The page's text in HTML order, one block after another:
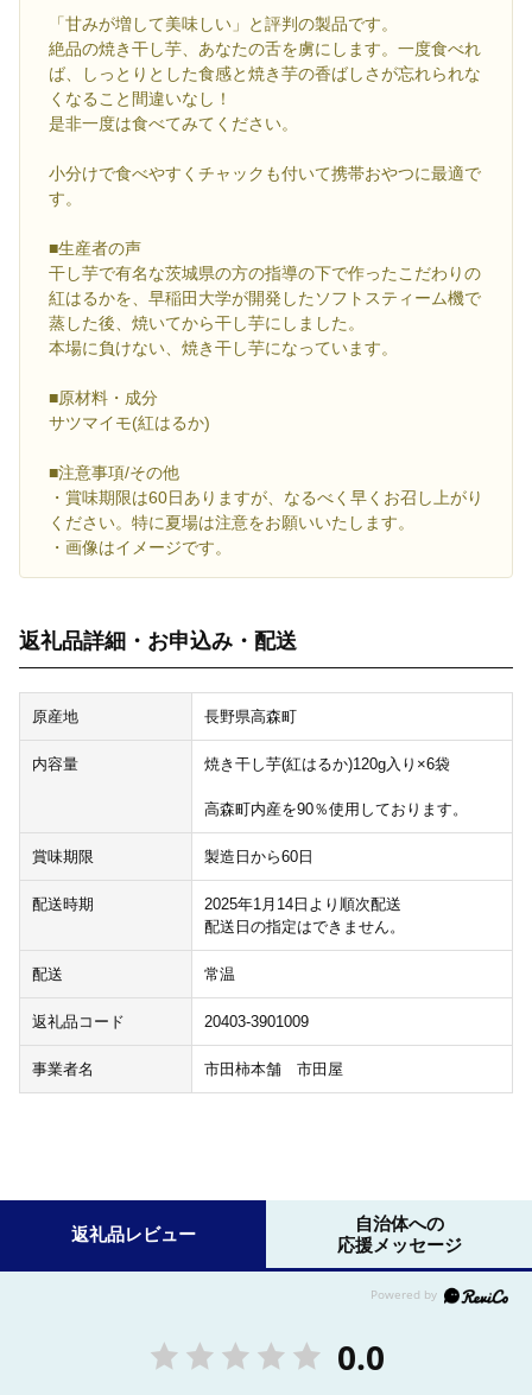
「甘みが増して美味しい」と評判の製品です。
絶品の焼き干し芋、あなたの舌を虜にします。一度食べれ
ば、しっとりとした食感と焼き芋の香ばしさが忘れられな
くなること間違いなし！
是非一度は食べてみてください。
小分けで食べやすくチャックも付いて携帯おやつに最適で
す。
■生産者の声
干し芋で有名な茨城県の方の指導の下で作ったこだわりの
紅はるかを、早稲田大学が開発したソフトスティーム機で
蒸した後、焼いてから干し芋にしました。
本場に負けない、焼き干し芋になっています。
■原材料・成分
サツマイモ(紅はるか)
■注意事項/その他
・賞味期限は60日ありますが、なるべく早くお召し上がり
ください。特に夏場は注意をお願いいたします。
・画像はイメージです。
返礼品詳細・お申込み・配送
原産地 長野県高森町
内容量 焼き干し芋(紅はるか)120g入り×6袋
高森町内産を90％使用しております。
賞味期限 製造日から60日
配送時期
2025年1月14日より順次配送
配送日の指定はできません。
配送 常温
返礼品コード 20403-3901009
事業者名 市田柿本舗 市田屋
返礼品レビュー
自治体への
応援メッセージ
0.0